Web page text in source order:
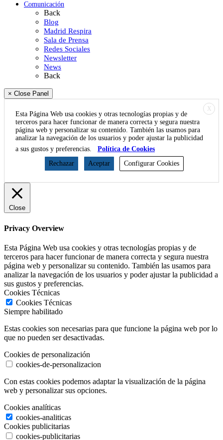
Comunicación
Back
Blog
Madrid Respira
Sala de Prensa
Redes Sociales
Newsletter
News
Back
× Close Panel
X
Esta Página Web usa cookies y otras tecnologías propias y de
terceros para hacer funcionar de manera correcta y segura nuestra
página web y personalizar su contenido. También las usamos para
analizar la navegación de los usuarios y poder ajustar la publicidad
a sus gustos y preferencias.
Política de Cookies
Rechazar
Aceptar Configurar Cookies
Close
Privacy Overview
Esta Página Web usa cookies y otras tecnologías propias y de
terceros para hacer funcionar de manera correcta y segura nuestra
página web y personalizar su contenido. También las usamos para
analizar la navegación de los usuarios y poder ajustar la publicidad a
sus gustos y preferencias.
Cookies Técnicas
Cookies Técnicas
Siempre habilitado
Estas cookies son necesarias para que funcione la página web por lo
que no pueden ser desactivadas.
Cookies de personalización
cookies-de-personalizacion
Con estas cookies podemos adaptar la visualización de la página
web y personalizar sus opciones.
Cookies analíticas
cookies-analiticas
Cookies publicitarias
cookies-publicitarias